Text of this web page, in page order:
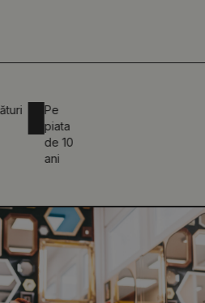
Pe
piata
de 10